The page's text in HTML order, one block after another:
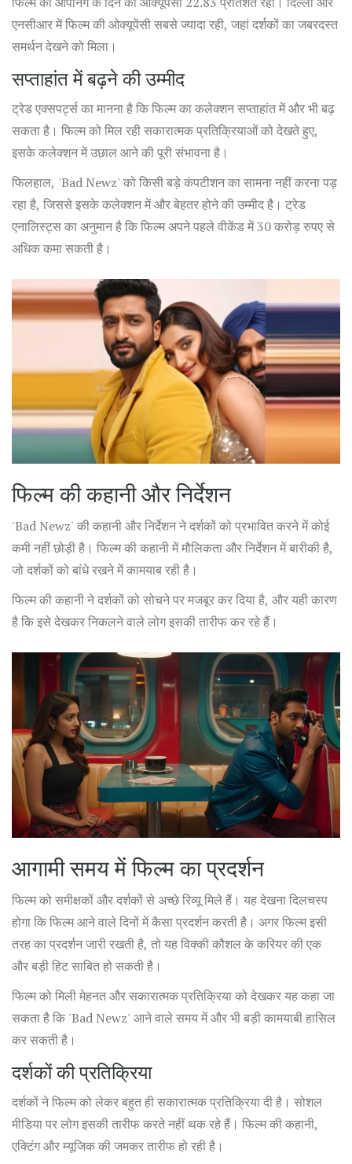
एनसीआर में फिल्म की ओक्यूपेंसी सबसे ज्यादा रही, जहां दर्शकों का जबरदस्त
समर्थन देखने को मिला।
सप्ताहांत में बढ़ने की उम्मीद
ट्रेड एक्सपर्ट्स का मानना है कि फिल्म का कलेक्शन सप्ताहांत में और भी बढ़
सकता है। फिल्म को मिल रही सकारात्मक प्रतिक्रियाओं को देखते हुए,
इसके कलेक्शन में उछाल आने की पूरी संभावना है।
फिलहाल, 'Bad Newz' को किसी बड़े कंपटीशन का सामना नहीं करना पड़
रहा है, जिससे इसके कलेक्शन में और बेहतर होने की उम्मीद है। ट्रेड
एनालिस्ट्स का अनुमान है कि फिल्म अपने पहले वीकेंड में 30 करोड़ रुपए से
अधिक कमा सकती है।
फिल्म की कहानी और निर्देशन
'Bad Newz' की कहानी और निर्देशन ने दर्शकों को प्रभावित करने में कोई
कमी नहीं छोड़ी है। फिल्म की कहानी में मौलिकता और निर्देशन में बारीकी है,
जो दर्शकों को बांधे रखने में कामयाब रही है।
फिल्म की कहानी ने दर्शकों को सोचने पर मजबूर कर दिया है, और यही कारण
है कि इसे देखकर निकलने वाले लोग इसकी तारीफ कर रहे हैं।
आगामी समय में फिल्म का प्रदर्शन
फिल्म को समीक्षकों और दर्शकों से अच्छे रिव्यू मिले हैं। यह देखना दिलचस्प
होगा कि फिल्म आने वाले दिनों में कैसा प्रदर्शन करती है। अगर फिल्म इसी
तरह का प्रदर्शन जारी रखती है, तो यह विक्की कौशल के करियर की एक
और बड़ी हिट साबित हो सकती है।
फिल्म को मिली मेहनत और सकारात्मक प्रतिक्रिया को देखकर यह कहा जा
सकता है कि 'Bad Newz' आने वाले समय में और भी बड़ी कामयाबी हासिल
कर सकती है।
दर्शकों की प्रतिक्रिया
दर्शकों ने फिल्म को लेकर बहुत ही सकारात्मक प्रतिक्रिया दी है। सोशल
मीडिया पर लोग इसकी तारीफ करते नहीं थक रहे हैं। फिल्म की कहानी,
एक्टिंग और म्यूजिक की जमकर तारीफ हो रही है।